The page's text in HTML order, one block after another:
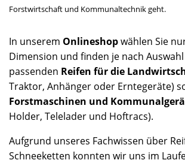
Forstwirtschaft und Kommunaltechnik geht.
In unserem Onlineshopwählen Sie
Dimension und finden je nach
passenden Reifen für die
Traktor, Anhänger oder Erntegeräte)
Forstmaschinen und
Holder, Telelader und Hoftracs).
Aufgrund unseres Fachwissen über
Schneeketten konnten wir uns im